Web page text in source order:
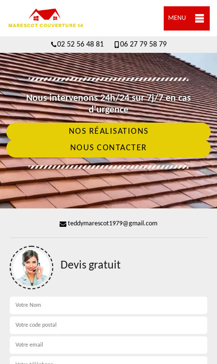
MENU
02 52 56 48 81 06 27 79 58 79
Nous intervenons 24h/24 sur 7j/7 en cas
d'urgence
NOS RÉALISATIONS
NOUS CONTACTER
teddymarescot1979@gmail.com
Devis gratuit